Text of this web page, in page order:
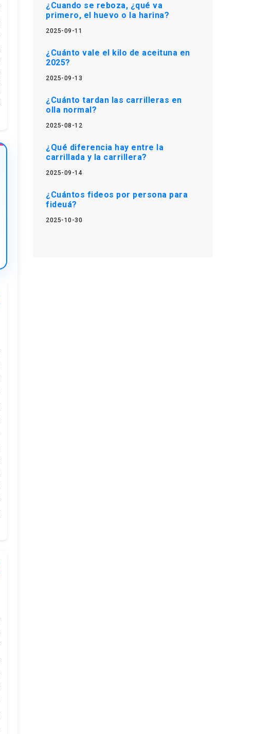
¿Cuando se reboza, ¿qué va
primero, el huevo o la harina?
2025-09-11
¿Cuánto vale el kilo de aceituna en
2025?
2025-09-13
¿Cuánto tardan las carrilleras en
olla normal?
2025-08-12
¿Qué diferencia hay entre la
carrillada y la carrillera?
2025-09-14
¿Cuántos fideos por persona para
fideuá?
2025-10-30